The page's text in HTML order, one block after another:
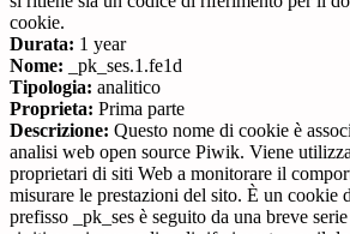
cookie.
Durata: 1 year
Nome: _pk_ses.1.fe1d
Tipologia: analitico
Proprieta: Prima parte
Descrizione: Questo nome di cookie è
analisi web open source Piwik. Viene
proprietari di siti Web a monitorare il
misurare le prestazioni del sito. È un cookie
prefisso _pk_ses è seguito da una breve